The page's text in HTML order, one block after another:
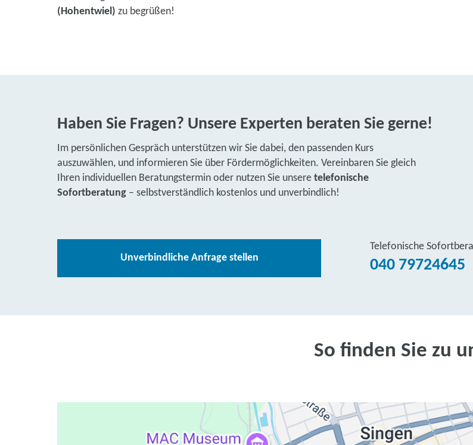
(Hohentwiel) zu begrüßen!
Haben Sie Fragen? Unsere Experten beraten Sie gerne!
Im persönlichen Gespräch unterstützen wir Sie dabei, den passenden Kurs
auszuwählen, und informieren Sie über Fördermöglichkeiten. Vereinbaren Sie gleich
Ihren individuellen Beratungstermin oder nutzen Sie unsere telefonische
Sofortberatung – selbstverständlich kostenlos und unverbindlich!
Unverbindliche Anfrage stellen
Telefonische
040 79724645
So finden Sie zu